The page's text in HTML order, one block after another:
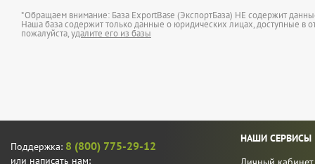
*Обращаем внимание: База ExportBase (ЭкспортБаза) НЕ содержит
Наша база содержит только данные о юридических лицах, доступные в
пожалуйста,удалите его из базы
Поддержка: 8 (800) 775-29-12
или написать нам:
НАШИ СЕРВИСЫ